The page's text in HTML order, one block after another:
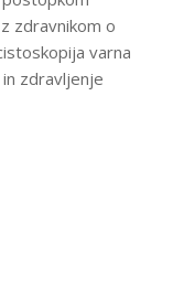
zdravnikom o
varna
zdravljenje